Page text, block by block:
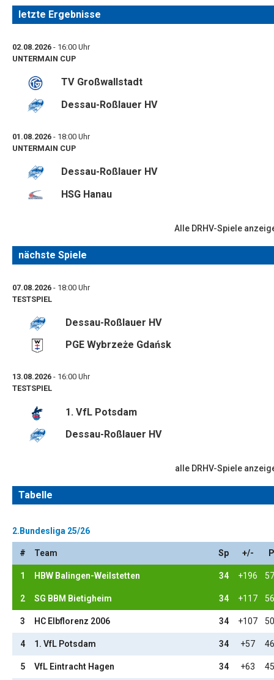
letzte Ergebnisse
02.08.2026 - 16:00 Uhr
UNTERMAIN CUP
TV Großwallstadt
Dessau-Roßlauer HV
01.08.2026 - 18:00 Uhr
UNTERMAIN CUP
Dessau-Roßlauer HV
HSG Hanau
Alle DRHV-Spiele
nächste Spiele
07.08.2026 - 18:00 Uhr
TESTSPIEL
Dessau-Roßlauer HV
PGE Wybrzeże Gdańsk
13.08.2026 - 16:00 Uhr
TESTSPIEL
1. VfL Potsdam
Dessau-Roßlauer HV
alle DRHV-Spiele
Tabelle
2.Bundesliga 25/26
# Team Sp +/-
1 HBW Balingen-Weilstetten 34 +196
2 SG BBM Bietigheim 34 +117
3 HC Elbflorenz 2006 34 +107
4 1. VfL Potsdam 34 +57
5 VfL Eintracht Hagen 34 +63